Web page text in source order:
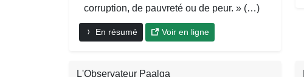
corruption, de pauvreté ou de peur. » (…)
En résumé Voir en ligne
L'Observateur Paalga